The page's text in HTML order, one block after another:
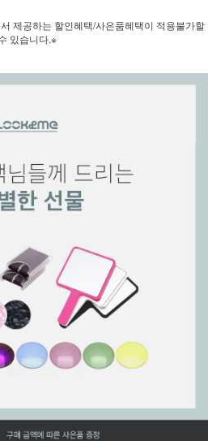
제공하는 할인혜택/사은품혜택이 적용불가할
있습니다.※